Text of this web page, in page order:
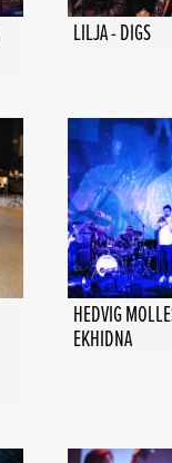
LILJA - DIGS
HEDVIG
EKHIDNA